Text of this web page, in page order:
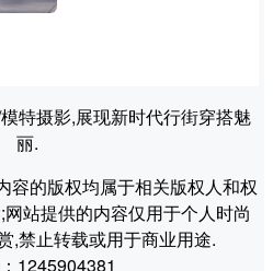
特摄影,展现新时代行街穿搭魅
丽.
容的版权均属于相关版权人和权
站提供的内容仅用于个人时尚
,禁止转载或用于商业用途.
1245904381